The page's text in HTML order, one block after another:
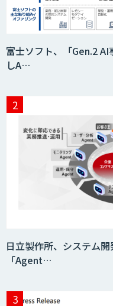
富士ソフト、「Gen.2
しA…
日立製作所、システム
「Agent…